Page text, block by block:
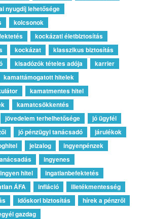
nyugdíj lehetősége
kolcsonok
kockázati életbiztosítás
kockázat
klasszikus biztosítás
kisadózók tételes adója
karrier
kamattámogatott hitelek
kamatmentes hitel
kamatcsökkentés
jövedelem terhelhetősége
jó ügyfél
jó pénzügyi tanácsadó
járulékok
jelzalog
ingyenpénzek
ingyenes
ingyen hitel
ingatlanbefektetés
ÁFA infláció
illetékmentesség
időskori biztosítás
hírek a pénzről
gazdag